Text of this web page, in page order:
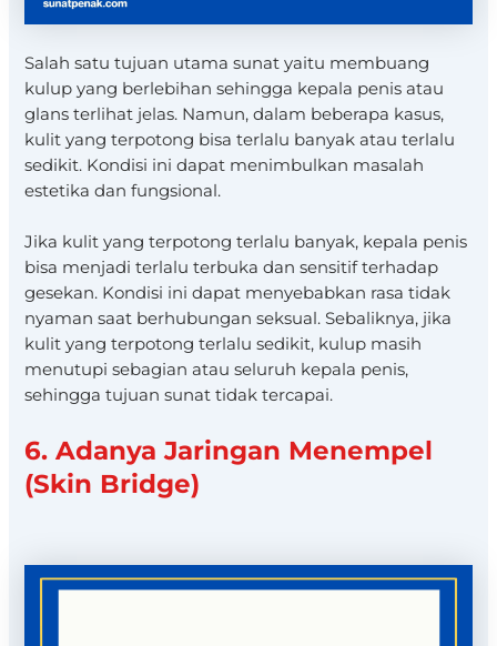
Salah satu tujuan utama sunat yaitu membuang
kulup yang berlebihan sehingga kepala penis atau
glans terlihat jelas. Namun, dalam beberapa kasus,
kulit yang terpotong bisa terlalu banyak atau terlalu
sedikit. Kondisi ini dapat menimbulkan masalah
estetika dan fungsional.
Jika kulit yang terpotong terlalu banyak, kepala penis
bisa menjadi terlalu terbuka dan sensitif terhadap
gesekan. Kondisi ini dapat menyebabkan rasa tidak
nyaman saat berhubungan seksual. Sebaliknya, jika
kulit yang terpotong terlalu sedikit, kulup masih
menutupi sebagian atau seluruh kepala penis,
sehingga tujuan sunat tidak tercapai.
6. Adanya Jaringan Menempel
(Skin Bridge)